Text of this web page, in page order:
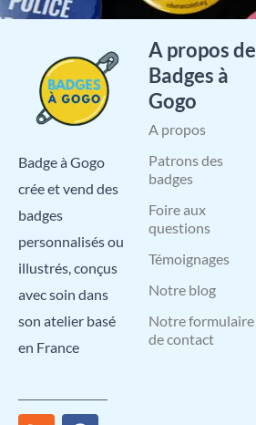
Badge à Gogo
crée et vend des
badges
personnalisés ou
illustrés, conçus
avec soin dans
son atelier basé
en France
A propos de
Badges à
Gogo
A propos
Patrons des
badges
Foire aux
questions
Témoignages
Notre blog
Notre formulaire
de contact